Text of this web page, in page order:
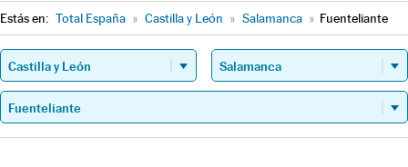
Estás en: Total España » Castilla y León » Salamanca » Fuenteliante